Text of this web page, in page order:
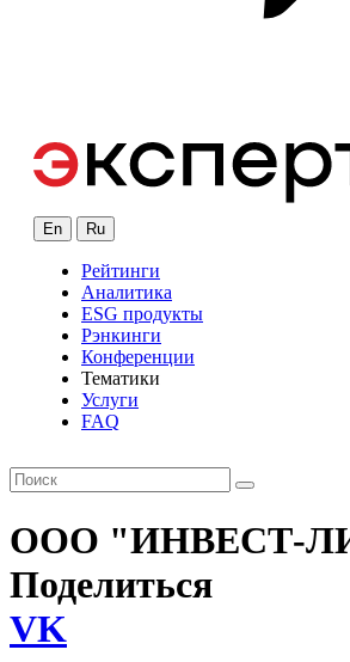
En Ru
Рейтинги
Аналитика
ESG продукты
Рэнкинги
Конференции
Тематики
Услуги
FAQ
ООО "ИНВЕСТ-
Поделиться
VK